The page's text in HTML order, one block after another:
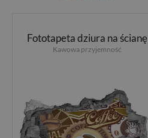
Fototapeta dziura na ścianę
Kawowa przyjemność